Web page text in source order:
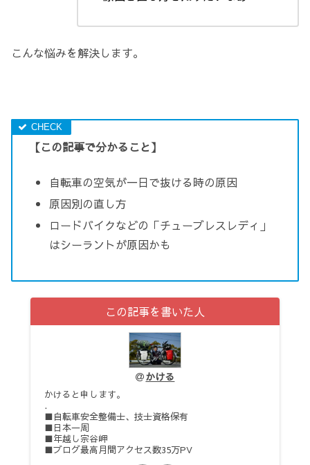
こんな悩みを解決します。
【この記事で分かること】
自転車の空気が一日で抜ける時の原因
原因別の直し方
ロードバイクなどの「チューブレスレディ」
はシーラントが原因かも
この記事を書いた人
かける
かけると申します。
.
■自転車安全整備士、技士資格保有
■日本一周
■年越し宗谷岬
■ブログ最高月間アクセス数35万PV